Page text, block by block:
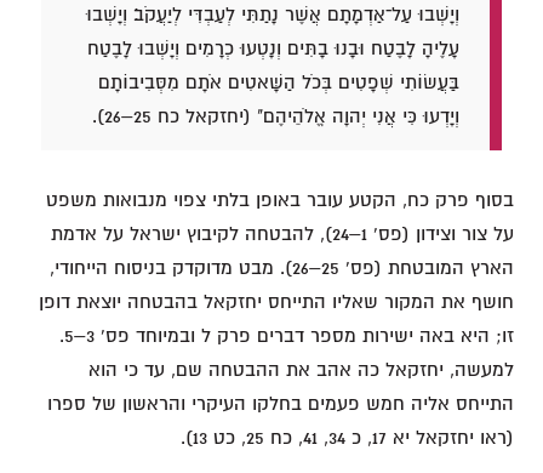
וְיָשְׁבוּ עַל־אַדְמָתָם אֲשֶׁר נָתַתִּי לְעַבְדִּי לְיַעֲקֹב׃ וְיָשְׁבוּ
עָלֶיהָ לָבֶטַח וּבָנוּ בָתִּים וְנָטְעוּ כְרָמִים וְיָשְׁבוּ לָבֶטַח
בַּעֲשׂוֹתִי שְׁפָטִים בְּכֹל הַשָּׁאטִים אֹתָם מִסְּבִיבוֹתָם
וְיָדְעוּ כִּי אֲנִי יְהוָה אֱלֹהֵיהֶם" (יחזקאל כח 25–26).
בסוף פרק כח, הקטע עובר באופן בלתי צפוי מנבואות משפט
על צור וצידון (פס' 1–24), להבטחה לקיבוץ ישראל על אדמת
הארץ המובטחת (פס' 25–26). מבט מדוקדק בניסוח הייחודי,
חושף את המקור שאליו התייחס יחזקאל בהבטחה יוצאת דופן
זו; היא באה ישירות מספר דברים פרק ל ובמיוחד פס' 3–5.
למעשה, יחזקאל כה אהב את ההבטחה שם, עד כי הוא
התייחס אליה חמש פעמים בחלקו העיקרי והראשון של ספרו
(ראו יחזקאל יא 17, כ 34, 41, כח 25, כט 13).